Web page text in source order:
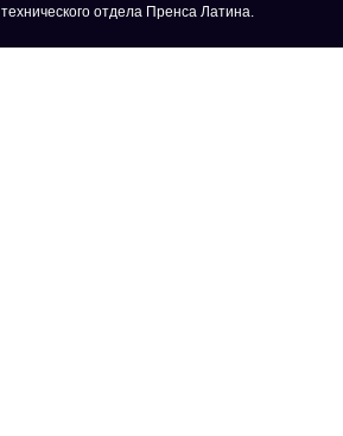
технического отдела Пренса Латина.